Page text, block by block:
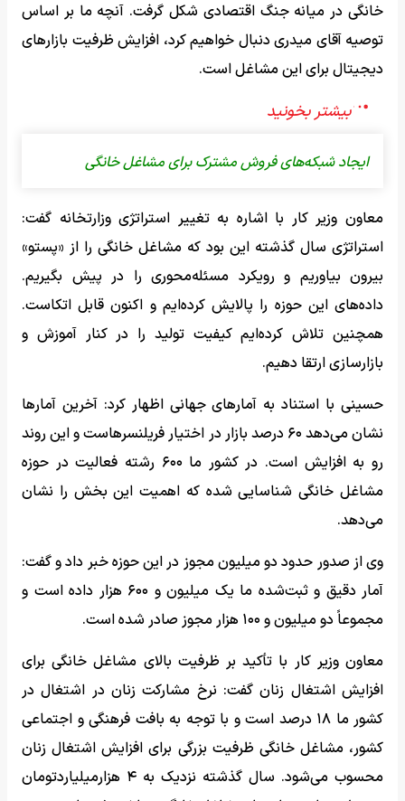
خانگی در میانه جنگ اقتصادی شکل گرفت. آنچه ما بر اساس
توصیه آقای میدری دنبال خواهیم کرد، افزایش ظرفیت بازارهای
دیجیتال برای این مشاغل است.
ایجاد شبکه‌های فروش مشترک برای مشاغل خانگی
معاون وزیر کار با اشاره به تغییر استراتژی وزارتخانه گفت:
استراتژی سال گذشته این بود که مشاغل خانگی را از «پستو»
بیرون بیاوریم و رویکرد مسئله‌محوری را در پیش بگیریم.
داده‌های این حوزه را پالایش کرده‌ایم و اکنون قابل اتکاست.
همچنین تلاش کرده‌ایم کیفیت تولید را در کنار آموزش و
بازارسازی ارتقا دهیم.
حسینی با استناد به آمارهای جهانی اظهار کرد: آخرین آمارها
نشان می‌دهد ۶۰ درصد بازار در اختیار فریلنسرهاست و این روند
رو به افزایش است. در کشور ما ۶۰۰ رشته فعالیت در حوزه
مشاغل خانگی شناسایی شده که اهمیت این بخش را نشان
می‌دهد.
وی از صدور حدود دو میلیون مجوز در این حوزه خبر داد و گفت:
آمار دقیق و ثبت‌شده ما یک میلیون و ۶۰۰ هزار داده است و
مجموعاً دو میلیون و ۱۰۰ هزار مجوز صادر شده است.
معاون وزیر کار با تأکید بر ظرفیت بالای مشاغل خانگی برای
افزایش اشتغال زنان گفت: نرخ مشارکت زنان در اشتغال در
کشور ما ۱۸ درصد است و با توجه به بافت فرهنگی و اجتماعی
کشور، مشاغل خانگی ظرفیت بزرگی برای افزایش اشتغال زنان
محسوب می‌شود. سال گذشته نزدیک به ۴ هزارمیلیاردتومان